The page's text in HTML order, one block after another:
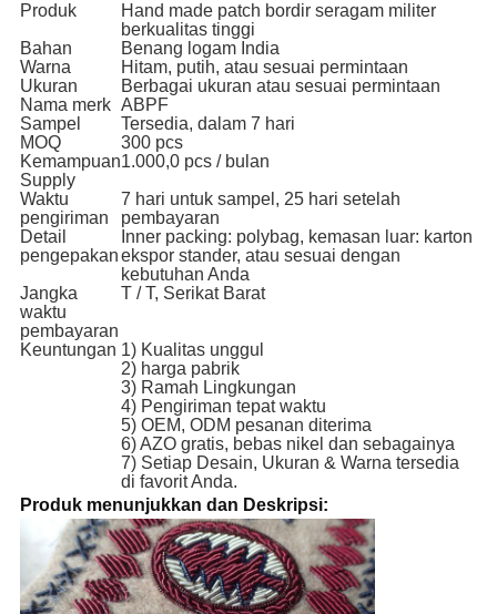
Produk
Hand made patch bordir seragam militer
berkualitas tinggi
Bahan
Benang logam India
Warna
Hitam, putih, atau sesuai permintaan
Ukuran
Berbagai ukuran atau sesuai permintaan
Nama merk ABPF
Sampel
Tersedia, dalam 7 hari
MOQ
300 pcs
Kemampuan
Supply
1.000,0 pcs / bulan
Waktu
pengiriman
7 hari untuk sampel, 25 hari setelah
pembayaran
Detail
pengepakan
Inner packing: polybag, kemasan luar: karton
ekspor stander, atau sesuai dengan
kebutuhan Anda
Jangka
waktu
pembayaran
T / T, Serikat Barat
Keuntungan 1) Kualitas unggul
2) harga pabrik
3) Ramah Lingkungan
4) Pengiriman tepat waktu
5) OEM, ODM pesanan diterima
6) AZO gratis, bebas nikel dan sebagainya
7) Setiap Desain, Ukuran & Warna tersedia
di favorit Anda.
Produk menunjukkan dan Deskripsi: